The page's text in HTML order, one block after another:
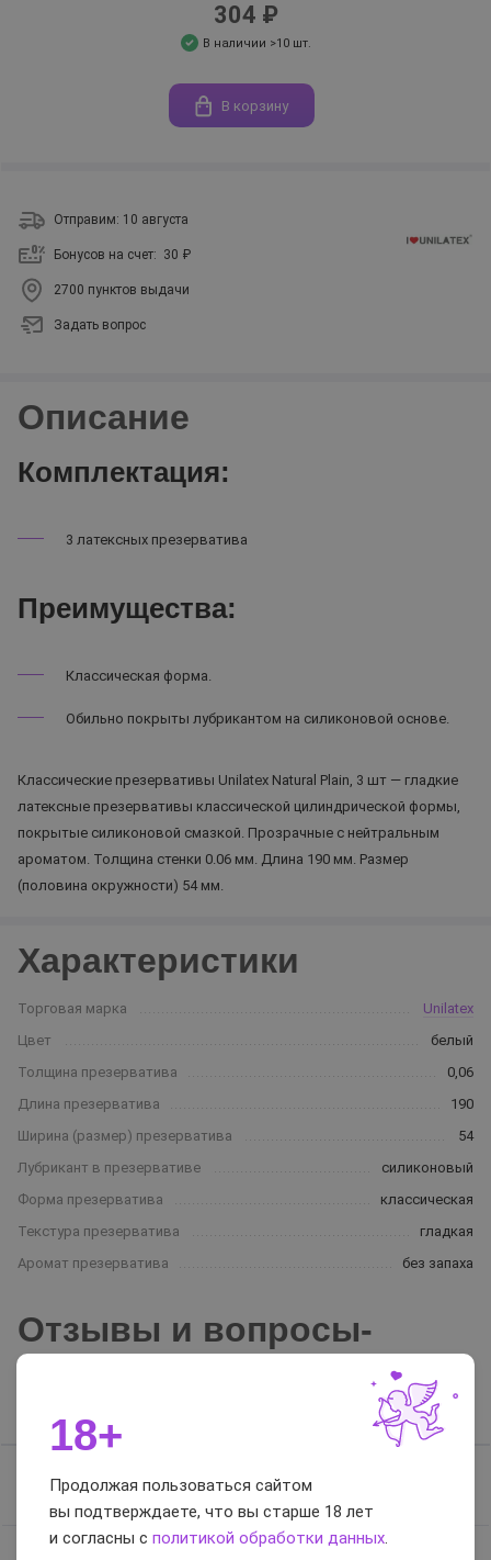
304 ₽
В наличии >10 шт.
В корзину
Отправим: 10 августа
Бонусов на счет: 30 ₽
2700 пунктов выдачи
Задать вопрос
Описание
Комплектация:
3 латексных презерватива
Преимущества:
Классическая форма.
Обильно покрыты лубрикантом на силиконовой основе.
Классические презервативы Unilatex Natural Plain, 3 шт — гладкие
латексные презервативы классической цилиндрической формы,
покрытые силиконовой смазкой. Прозрачные с нейтральным
ароматом. Толщина стенки 0.06 мм. Длина 190 мм. Размер
(половина окружности) 54 мм.
Характеристики
Торговая марка
Unilatex
Цвет
белый
Толщина презерватива
0,06
Длина презерватива
190
Ширина (размер) презерватива
54
Лубрикант в презервативе
силиконовый
Форма презерватива
классическая
Текстура презерватива
гладкая
Аромат презерватива
без запаха
Отзывы и вопросы-
ответы
Отзывов нет, будьте первым
18+
Продолжая пользоваться сайтом
вы подтверждаете, что вы старше 18 лет
и согласны с политикой обработки данных.